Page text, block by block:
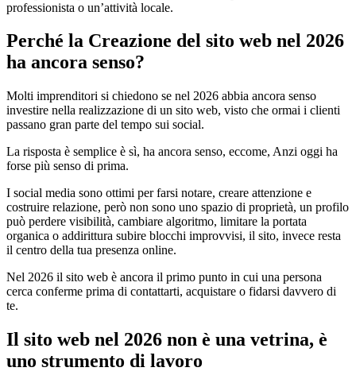
professionista o un’attività locale.
Perché la Creazione del sito web nel 2026
ha ancora senso?
Molti imprenditori si chiedono se nel 2026 abbia ancora senso
investire nella realizzazione di un sito web, visto che ormai i clienti
passano gran parte del tempo sui social.
La risposta è semplice è sì, ha ancora senso, eccome, Anzi oggi ha
forse più senso di prima.
I social media sono ottimi per farsi notare, creare attenzione e
costruire relazione, però non sono uno spazio di proprietà, un profilo
può perdere visibilità, cambiare algoritmo, limitare la portata
organica o addirittura subire blocchi improvvisi, il sito, invece resta
il centro della tua presenza online.
Nel 2026 il sito web è ancora il primo punto in cui una persona
cerca conferme prima di contattarti, acquistare o fidarsi davvero di
te.
Il sito web nel 2026 non è una vetrina, è
uno strumento di lavoro